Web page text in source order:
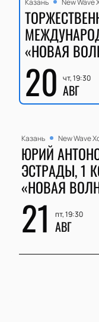
Казань
New Wave
«НОВАЯ
20 чт, 19:30
АВГ
Казань New Wave
ЮРИЙ
ЭСТРАДЫ, 1
«НОВАЯ
21 пт, 19:30
АВГ